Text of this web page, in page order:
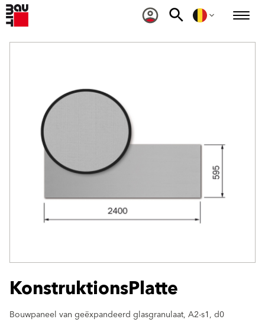
KonstruktionsPlatte
Bouwpaneel van geëxpandeerd glasgranulaat, A2-s1, d0